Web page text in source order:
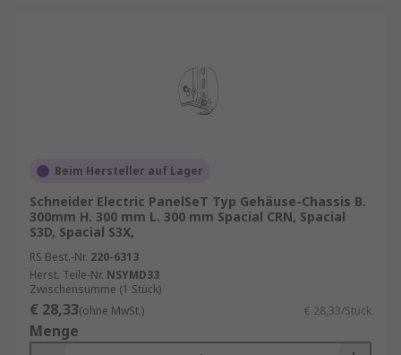
Beim Hersteller auf Lager
Schneider Electric PanelSeT Typ Gehäuse-Chassis B.
300mm H. 300 mm L. 300 mm Spacial CRN, Spacial
S3D, Spacial S3X,
RS Best.-Nr. 220-6313
Herst. Teile-Nr. NSYMD33
Zwischensumme (1 Stück)
€ 28,33(ohne MwSt.) € 28,33/Stück
Menge